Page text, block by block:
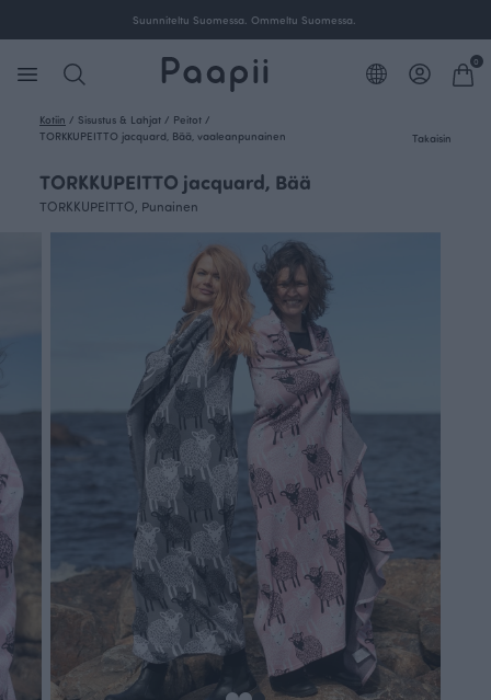
Suunniteltu Suomessa. Ommeltu Suomessa.
0
Kotiin / Sisustus & Lahjat / Peitot /
TORKKUPEITTO jacquard, Bää, vaaleanpunainen
Takaisin
TORKKUPEITTO jacquard, Bää
TORKKUPEITTO, Punainen